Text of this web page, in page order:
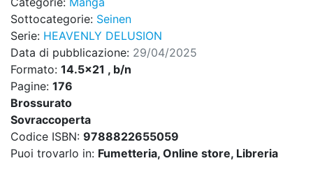
Sottocategorie: Seinen
Serie: HEAVENLY DELUSION
Data di pubblicazione: 29/04/2025
Formato: 14.5x21 , b/n
Pagine: 176
Brossurato
Sovraccoperta
Codice ISBN: 9788822655059
Puoi trovarlo in: Fumetteria, Online store, Libreria